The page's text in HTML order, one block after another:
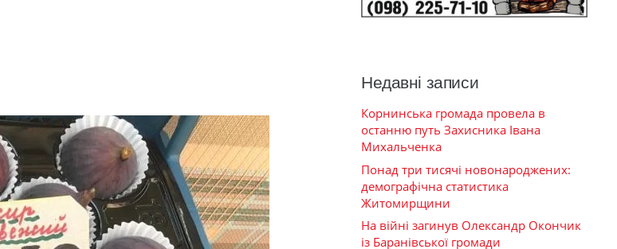
Недавні записи
Корнинська громада провела в
останню путь Захисника Івана
Михальченка
Понад три тисячі новонароджених:
демографічна статистика
Житомирщини
На війні загинув Олександр Окончик
із Баранівської громади